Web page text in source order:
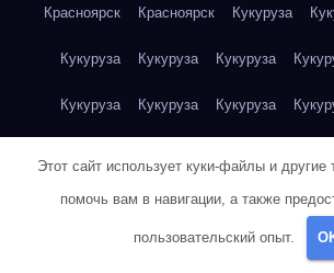
Красноярск Красноярск Кукуруза
Кукуруза Кукуруза Кукуруза
Кукуруза Кукуруза Кукуруза
Куриная грудка Куриная грудка
Куриная грудка Куриная грудка
Этот сайт использует куки-файлы и другие
помочь вам в навигации, а также
пользовательский опыт.